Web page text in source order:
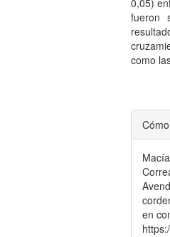
0,05)
fueron
como
del
en